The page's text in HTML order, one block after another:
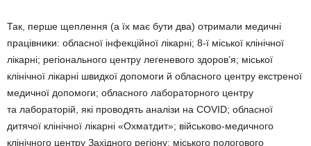
Так, перше щеплення (а їх має бути два) отримали медичні
працівники: обласної інфекційної лікарні; 8-ї міської клінічної
лікарні; регіонального центру легеневого здоров’я; міської
клінічної лікарні швидкої допомоги й обласного центру екстреної
медичної допомоги; обласного лабораторного центру
та лабораторій, які проводять аналізи на COVID; обласної
дитячої клінічної лікарні «Охматдит»; військово-медичного
клінічного центру Західного регіону; міського пологового